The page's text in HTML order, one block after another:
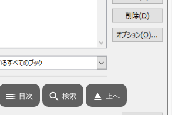
 目次  検索  上へ